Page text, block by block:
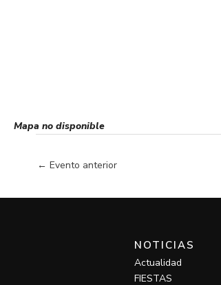
Mapa no disponible
← Evento anterior
NOTICIAS
Actualidad
FIESTAS